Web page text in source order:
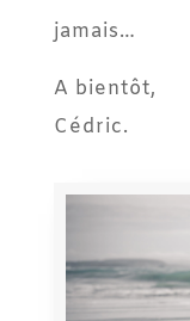
jamais…
A bientôt,
Cédric.